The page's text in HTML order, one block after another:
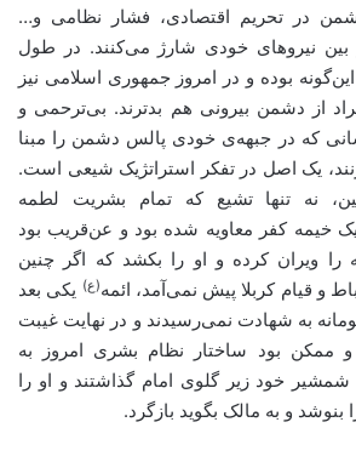
در تحریم اقتصادی، فشار نظامی و…
بین نیروهای خودی شارژ می‌کنند. در طول
این‌گونه بوده و در امروز جمهوری اسلامی نیز
از دشمن بیرونی هم بدترند. بی‌ترحمی و
که در جبهه‌ی خودی پالس دشمن را مبنا
یک اصل در تفکر استراتژیک شیعی است.
نه تنها تشیع که تمام بشریت لطمه
خیمه کفر معاویه شده بود و عن‌قریب بود
را ویران کرده و او را بکشد که اگر چنین
و قیام کربلا پیش نمی‌آمد، ائمه(ع) یکی بعد
به شهادت نمی‌رسیدند و در نهایت غیبت
ممکن بود ساختار نظام بشری امروز به
شمشیر خود زیر گلوی امام گذاشتند و او را
بنوشد و به مالک بگوید بازگرد.